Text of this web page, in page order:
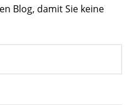
Blog, damit Sie keine